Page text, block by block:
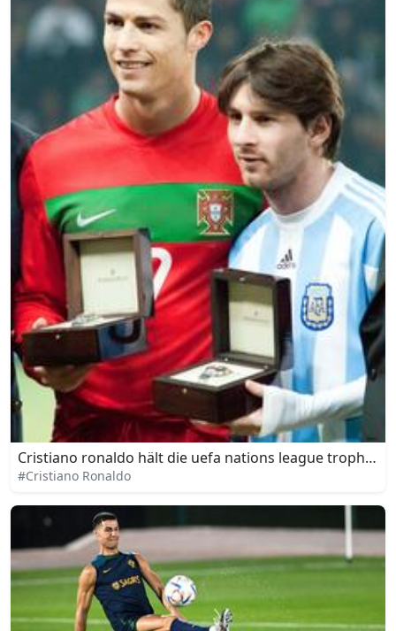
Cristiano ronaldo hält die uefa nations league trophäe
#Cristiano Ronaldo